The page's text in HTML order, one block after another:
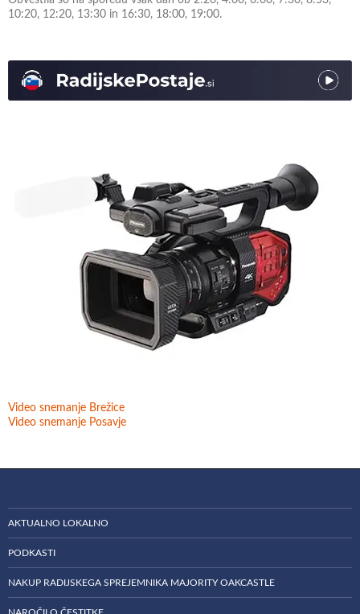
10:20, 12:20, 13:30 in 16:30, 18:00, 19:00.
Video snemanje Brežice
Video snemanje Posavje
AKTUALNO LOKALNO
PODKASTI
NAKUP RADIJSKEGA SPREJEMNIKA MAJORITY OAKCASTLE